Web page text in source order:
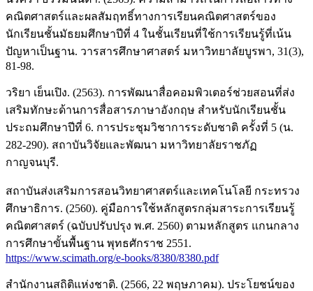
คณิตศาสตร์และผลสัมฤทธิ์ทางการเรียนคณิตศาสตร์ของ
นักเรียนชั้นมัธยมศึกษาปีที่ 4 ในชั้นเรียนที่ใช้การเรียนรู้ที่เน้น
ปัญหาเป็นฐาน. วารสารศึกษาศาสตร์ มหาวิทยาลัยบูรพา, 31(3),
81-98.
วริยา เย็นเปิง. (2563). การพัฒนาสื่อคอมพิวเตอร์ช่วยสอนที่ส่ง
เสริมทักษะด้านการสื่อสารภาษาอังกฤษ สำหรับนักเรียนชั้น
ประถมศึกษาปีที่ 6. การประชุมวิชาการระดับชาติ ครั้งที่ 5 (น.
282-290). สถาบันวิจัยและพัฒนา มหาวิทยาลัยราชภัฏ
กาญจนบุรี.
สถาบันส่งเสริมการสอนวิทยาศาสตร์และเทคโนโลยี กระทรวง
ศึกษาธิการ. (2560). คู่มือการใช้หลักสูตรกลุ่มสาระการเรียนรู้
คณิตศาสตร์ (ฉบับปรับปรุง พ.ศ. 2560) ตามหลักสูตร แกนกลาง
การศึกษาขั้นพื้นฐาน พุทธศักราช 2551.
https://www.scimath.org/e-books/8380/8380.pdf
สำนักงานสถิติแห่งชาติ. (2566, 22 พฤษภาคม). ประโยชน์ของ